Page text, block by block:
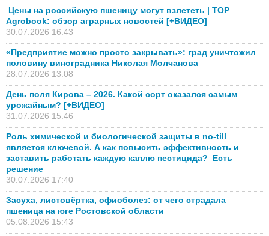
Цены на российскую пшеницу могут взлететь | TOP
Agrobook: обзор аграрных новостей [+ВИДЕО]
30.07.2026 16:43
«Предприятие можно просто закрывать»: град уничтожил
половину виноградника Николая Молчанова
28.07.2026 13:08
День поля Кирова – 2026. Какой сорт оказался самым
урожайным? [+ВИДЕО]
31.07.2026 15:46
Роль химической и биологической защиты в no-till
является ключевой. А как повысить эффективность и
заставить работать каждую каплю пестицида? Есть
решение
30.07.2026 17:40
Засуха, листовёртка, офиоболез: от чего страдала
пшеница на юге Ростовской области
05.08.2026 15:43